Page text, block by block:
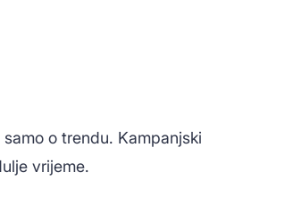
o trendu. Kampanjski
vrijeme.